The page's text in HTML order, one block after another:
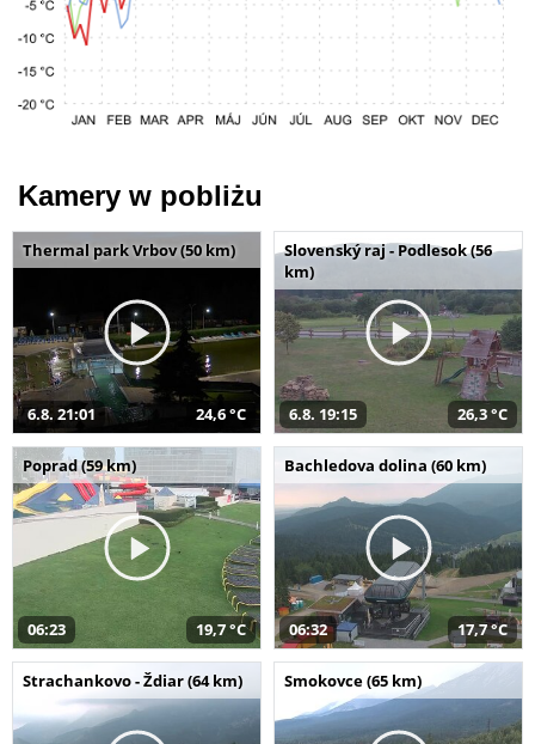
Kamery w pobliżu
Thermal park Vrbov (50 km)
6.8. 21:01 24,6 °C
Slovenský raj - Podlesok (56
km)
6.8. 19:15 26,3 °C
Poprad (59 km)
06:23 19,7 °C
Bachledova dolina (60 km)
06:32 17,7 °C
Strachankovo - Ždiar (64 km) Smokovce (65 km)